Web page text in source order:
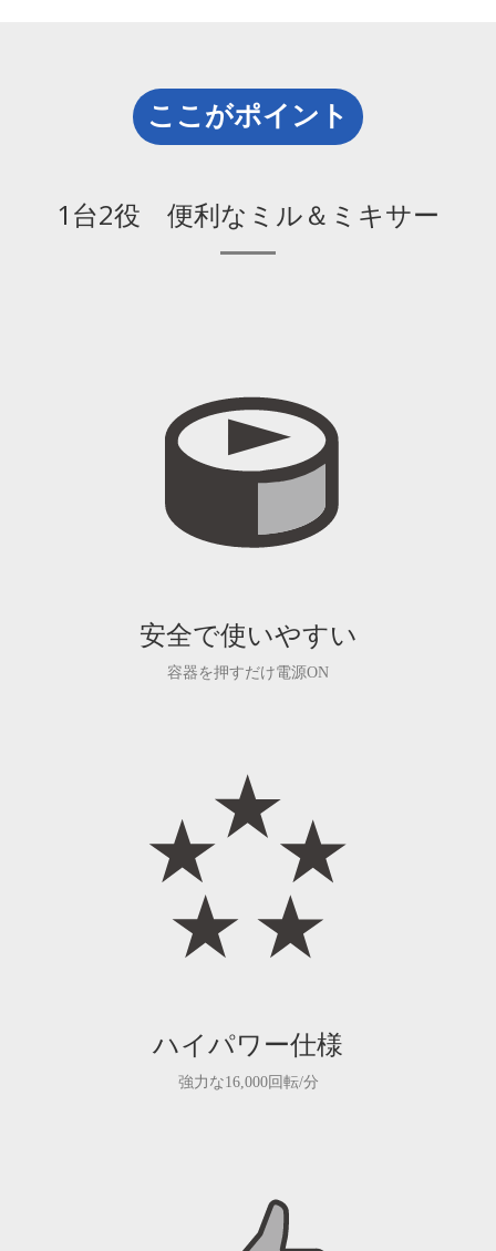
ここがポイント
1台2役 便利なミル＆ミキサー
安全で使いやすい
容器を押すだけ電源ON
ハイパワー仕様
強力な16,000回転/分